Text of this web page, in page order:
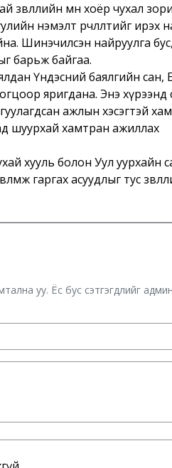
өмнө хоёр чухал
нэмэлт өөрчлөлтийг ирэх
Шинэчилсэн найруулга
барьж байгаа.
Үндэсний баялгийн
яригдана. Энэ
ажлын хэсэгтэй
шуурхай хамтран ажиллах
хууль болон Уул уурхайн
гаргах асуудлыг тус
уу. Ёс бус сэтгэгдлийг